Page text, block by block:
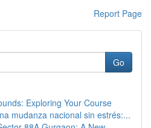
Report Page
Go
Exploring Your Course
mudanza nacional sin estrés:...